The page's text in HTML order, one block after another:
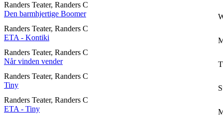
Randers Teater, Randers C
Den barmhjertige Boomer
Randers Teater, Randers C
ETA - Kontiki
Randers Teater, Randers C
Når vinden vender
Randers Teater, Randers C
Tiny
Randers Teater, Randers C
ETA - Tiny